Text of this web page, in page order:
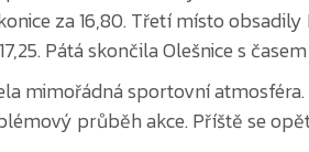
mimořádná sportovní
průběh akce. Příště se
sdhkosmonosy/album/